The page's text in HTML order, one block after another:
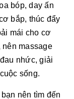
bóp, day ấn
bắp, thúc đẩy
mái cho cơ
massage
nhức, giải
sống.
nên tìm đến